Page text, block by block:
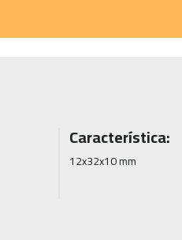
Característica:
12x32x10 mm